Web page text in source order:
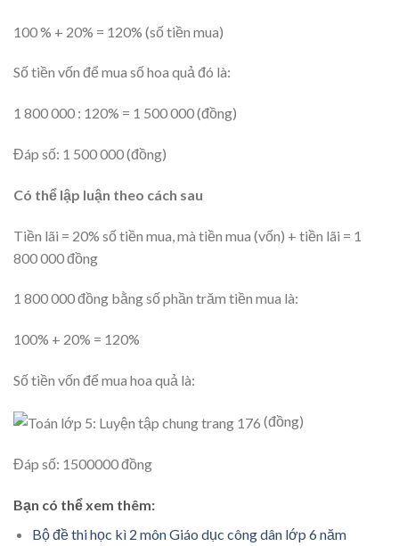
100 % + 20% = 120% (số tiền mua)
Số tiền vốn để mua số hoa quả đó là:
1 800 000 : 120% = 1 500 000 (đồng)
Đáp số: 1 500 000 (đồng)
Có thể lập luận theo cách sau
Tiền lãi = 20% số tiền mua, mà tiền mua (vốn) + tiền lãi = 1
800 000 đồng
1 800 000 đồng bằng số phần trăm tiền mua là:
100% + 20% = 120%
Số tiền vốn để mua hoa quả là:
(đồng)
Đáp số: 1500000 đồng
Bạn có thể xem thêm:
Bộ đề thi học kì 2 môn Giáo dục công dân lớp 6 năm